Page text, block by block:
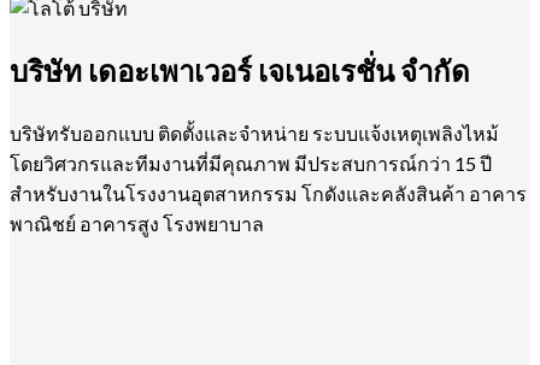
บริษัท เดอะเพาเวอร์ เจเนอเรชั่น จำกัด
บริษัทรับออกแบบ ติดตั้งและจำหน่าย ระบบแจ้งเหตุเพลิงไหม้
โดยวิศวกรและทีมงานที่มีคุณภาพ มีประสบการณ์กว่า 15 ปี
สำหรับงานในโรงงานอุตสาหกรรม โกดังและคลังสินค้า อาคาร
พาณิชย์ อาคารสูง โรงพยาบาล